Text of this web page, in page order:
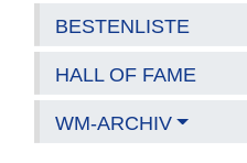
BESTENLISTE
HALL OF FAME
WM-ARCHIV